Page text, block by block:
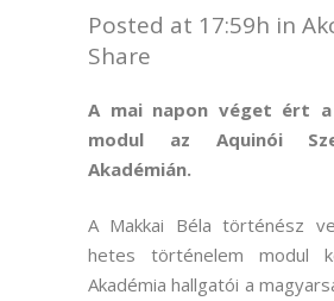
Posted at 17:59h in
Share
A mai napon véget ért
modul az Aquinói
Akadémián.
A Makkai Béla történész
hetes történelem modul
Akadémia hallgatói a